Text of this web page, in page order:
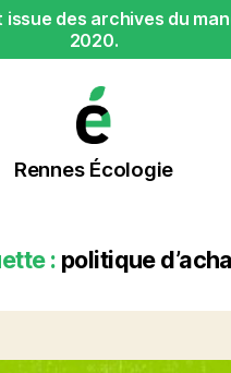
des archives du
2020.
Rennes
Écologie
Rennes Écologie
: politique